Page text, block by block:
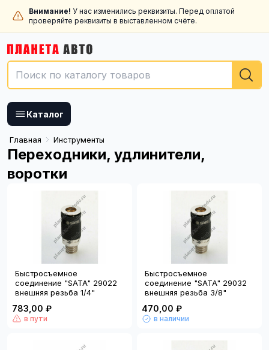
Внимание! У нас изменились реквизиты. Перед оплатой
проверяйте реквизиты в выставленном счёте.
Каталог
Главная Инструменты
Переходники, удлинители,
воротки
Быстросъемное
соединение "SATA" 29022
внешняя резьба 1/4"
783,00 ₽
в пути
Быстросъемное
соединение "SATA" 29032
внешняя резьба 3/8"
470,00 ₽
в наличии